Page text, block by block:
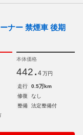
ナー 禁煙車 後期
本体価格
442. 4 万円
走行
0.5万km
修復
なし
整備
法定整備付